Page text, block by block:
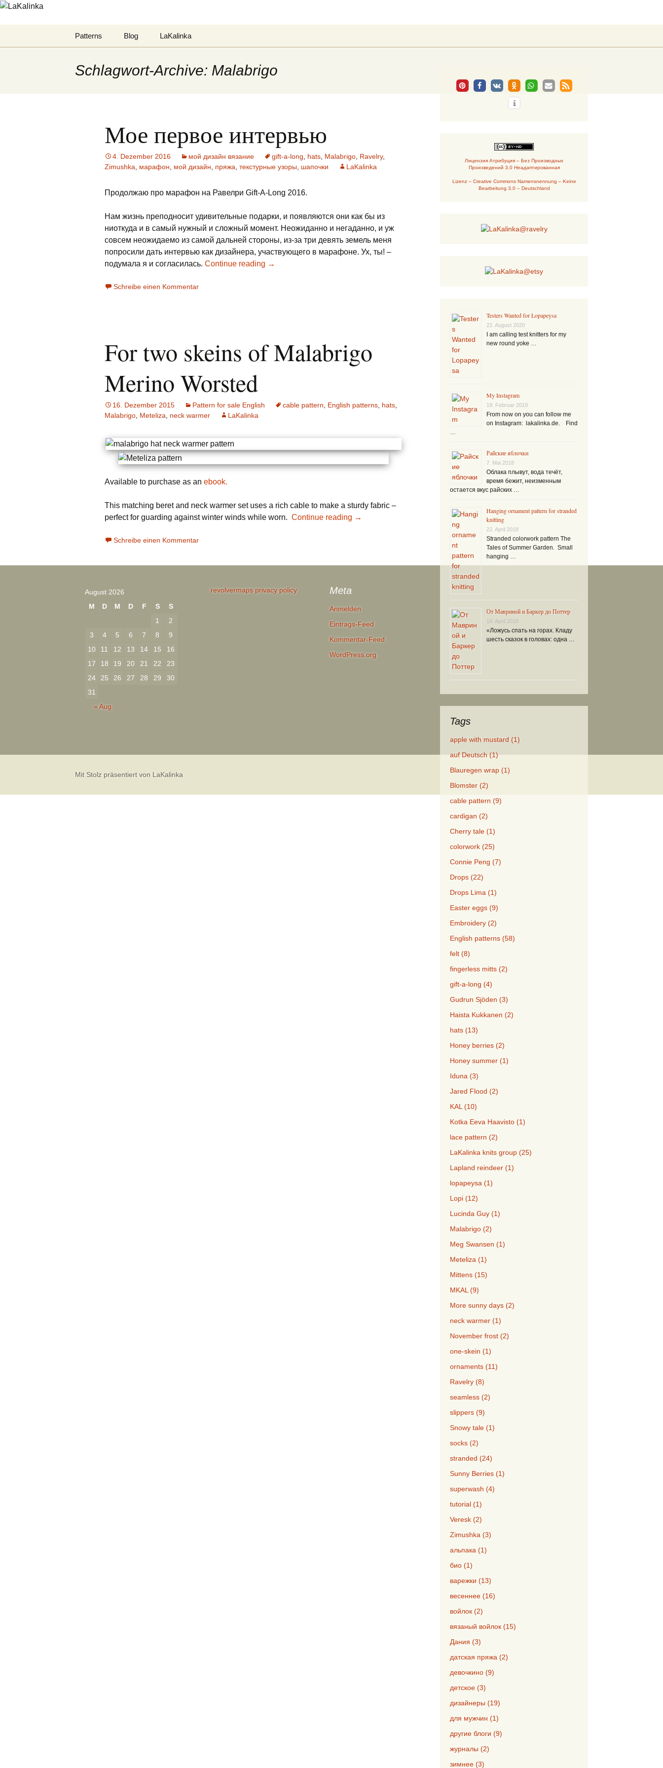
LaKalinka
Patterns Blog LaKalinka
Schlagwort-Archive: Malabrigo
Мое первое интервью
4. Dezember 2016 мой дизайн вязание gift-a-long hats Malabrigo Ravelry,
Zimushka
марафон мой дизайн пряжа текстурные узоры шапочки LaKalinka
Продолжаю про марафон на Равелри Gift-A-Long 2016.
Нам жизнь преподносит удивительные подарки, и появляются они как бы из
ниоткуда и в самый нужный и сложный момент. Неожиданно и негаданно, и уж
совсем неожидаемо из самой дальней стороны, из-за три девять земель меня
попросили дать интервью как дизайнера, участвующего в марафоне. Ух, ты! –
подумала я и согласилась. Continue reading →
Schreibe einen Kommentar
For two skeins of Malabrigo
Merino Worsted
16. Dezember 2015 Pattern for sale English cable pattern English patterns hats
Malabrigo Meteliza neck warmer LaKalinka
Available to purchase as an ebook.
This matching beret and neck warmer set uses a rich cable to make a sturdy fabric –
perfect for guarding against winter winds while worn. Continue reading →
Schreibe einen Kommentar
Лицензия Атрибуция – Без Производных
Произведений 3.0 Неадаптированная
Lizenz – Creative Commons Namensnennung – Keine
Bearbeitung 3.0 – Deutschland
Testers Wanted for Lopapeysa
22. August 2020
I am calling test knitters for my
new round yoke …
My Instagram
19. Februar 2019
From now on you can follow me
on Instagram: lakalinka.de. Find
Райские яблочки
7. Mai 2018
Облака плывут, вода течёт,
время бежит, неизменным
остается вкус райских …
Hanging ornament pattern for stranded
knitting
22. April 2018
Stranded colorwork pattern The
Tales of Summer Garden. Small
hanging …
От Мавриной и Баркер до Поттер
18. April 2018
«Ложусь спать на горах. Кладу
шесть сказок в головах: одна …
Tags
apple with mustard (1)
auf Deutsch (1)
Blauregen wrap (1)
Blomster (2)
cable pattern (9)
cardigan (2)
Cherry tale (1)
colorwork (25)
Connie Peng (7)
Drops (22)
Drops Lima (1)
Easter eggs (9)
Embroidery (2)
English patterns (58)
felt (8)
fingerless mitts (2)
gift-a-long (4)
Gudrun Sjöden (3)
Haista Kukkanen (2)
hats (13)
Honey berries (2)
Honey summer (1)
Iduna (3)
Jared Flood (2)
KAL (10)
Kotka Eeva Haavisto (1)
lace pattern (2)
LaKalinka knits group (25)
Lapland reindeer (1)
lopapeysa (1)
Lopi (12)
Lucinda Guy (1)
Malabrigo (2)
Meg Swansen (1)
Meteliza (1)
Mittens (15)
MKAL (9)
More sunny days (2)
neck warmer (1)
November frost (2)
one-skein (1)
ornaments (11)
Ravelry (8)
seamless (2)
slippers (9)
Snowy tale (1)
socks (2)
stranded (24)
Sunny Berries (1)
superwash (4)
tutorial (1)
Veresk (2)
Zimushka (3)
альпака (1)
био (1)
варежки (13)
весеннее (16)
войлок (2)
вязаный войлок (15)
Дания (3)
датская пряжа (2)
девочкино (9)
детское (3)
дизайнеры (19)
для мужчин (1)
другие блоги (9)
журналы (2)
зимнее (3)
August 2026
M
D M D F S
S
1
2
3
4 5 6 7 8
9
10
11 12 13 14 15
16
17
18 19 20 21 22
23
24
25 26 27 28 29
30
31
« Aug.
revolvermaps privacy policy Meta
Anmelden
Eintrags-Feed
Kommentar-Feed
WordPress.org
Mit Stolz präsentiert von LaKalinka